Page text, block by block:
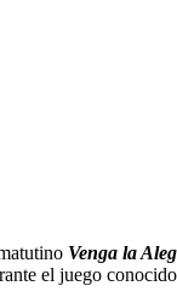
Venga la
el juego